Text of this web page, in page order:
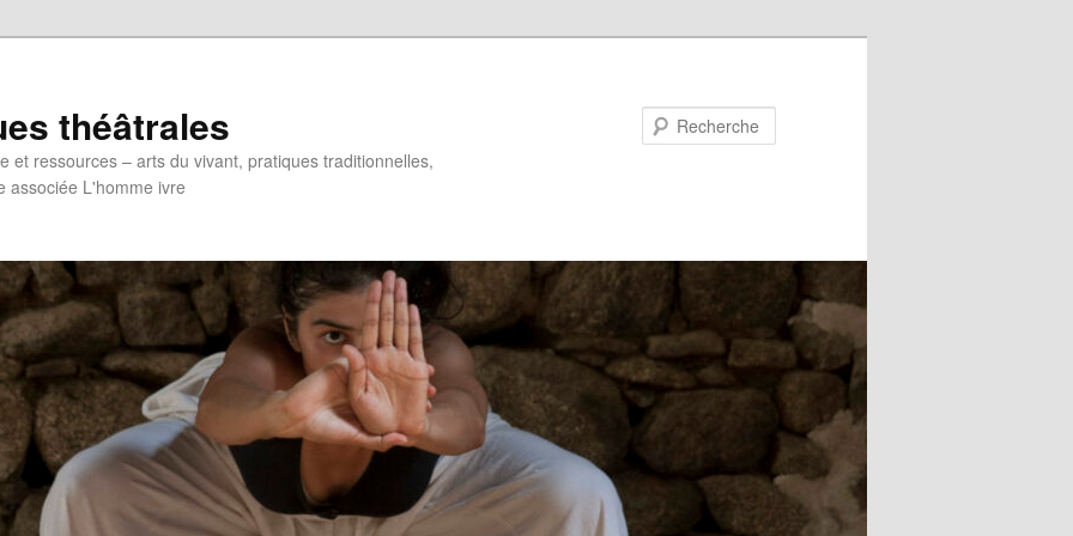
théâtrales
et ressources – arts du vivant, pratiques traditionnelles,
associée L'homme ivre